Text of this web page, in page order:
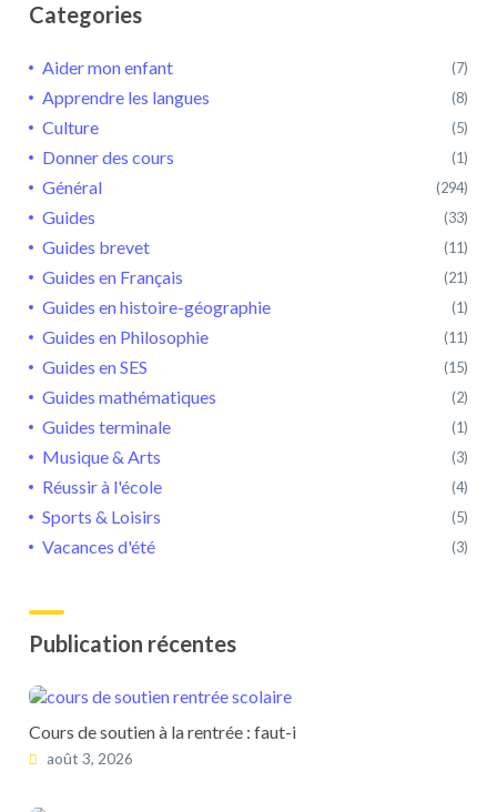
Categories
Aider mon enfant (7)
Apprendre les langues (8)
Culture (5)
Donner des cours (1)
Général (294)
Guides (33)
Guides brevet (11)
Guides en Français (21)
Guides en histoire-géographie (1)
Guides en Philosophie (11)
Guides en SES (15)
Guides mathématiques (2)
Guides terminale (1)
Musique & Arts (3)
Réussir à l'école (4)
Sports & Loisirs (5)
Vacances d'été (3)
Publication récentes
Cours de soutien à la rentrée : faut-i
août 3, 2026